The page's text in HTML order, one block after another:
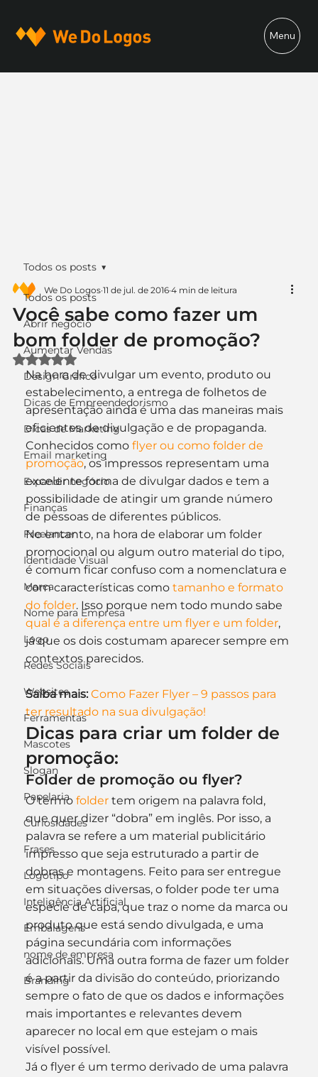
Menu
Todos os posts
Abrir negócio
Aumentar Vendas
Design Gráfico
Dicas de Empreendedorismo
Dicas de Marketing
Email marketing
Expandir negócio
Finanças
Freelancer
Identidade Visual
Marca
Nome para Empresa
Logo
Redes Sociais
Websites
Ferramentas
Mascotes
Slogan
Papelaria
Curiosidades
Frases
Logotipo
Inteligência Artificial
Embalagens
nome de empresa
Branding
Todos os posts
Você sabe como fazer um
bom folder de promoção?
We Do Logos 11 de jul. de 2016 4 min de leitura
Avaliado com NaN de 5 estrelas.
Na hora de divulgar um evento, produto ou
estabelecimento, a entrega de folhetos de
apresentação ainda é uma das maneiras mais
eficientes de divulgação e de propaganda.
Conhecidos como flyer ou como folder de
promoção, os impressos representam uma
excelente forma de divulgar dados e tem a
possibilidade de atingir um grande número
de pessoas de diferentes públicos.
No entanto, na hora de elaborar um folder
promocional ou algum outro material do tipo,
é comum ficar confuso com a nomenclatura e
com características como tamanho e formato
do folder. Isso porque nem todo mundo sabe
qual é a diferença entre um flyer e um folder,
já que os dois costumam aparecer sempre em
contextos parecidos.
Saiba mais: Como Fazer Flyer – 9 passos para
ter resultado na sua divulgação!
Dicas para criar um folder de
promoção:
Folder de promoção ou flyer?
O termo folder tem origem na palavra fold,
que quer dizer “dobra” em inglês. Por isso, a
palavra se refere a um material publicitário
impresso que seja estruturado a partir de
dobras e montagens. Feito para ser entregue
em situações diversas, o folder pode ter uma
espécie de capa, que traz o nome da marca ou
produto que está sendo divulgada, e uma
página secundária com informações
adicionais. Uma outra forma de fazer um folder
é a partir da divisão do conteúdo, priorizando
sempre o fato de que os dados e informações
mais importantes e relevantes devem
aparecer no local em que estejam o mais
visível possível.
Já o flyer é um termo derivado de uma palavra